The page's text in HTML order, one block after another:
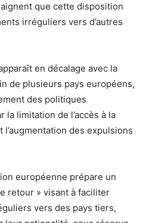
que cette disposition
irréguliers vers d’autres
en décalage avec la
de plusieurs pays européens,
des politiques
la limitation de l’accès à la
des expulsions
européenne prépare un
retour » visant à faciliter
vers des pays tiers,